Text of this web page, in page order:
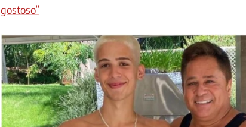
gostoso”